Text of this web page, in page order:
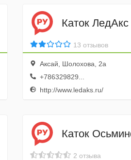
Каток ЛедАкс
13 отзывов
Аксай, Шолохова, 2а
+786329829...
http://www.ledaks.ru/
Каток
2 отзыва